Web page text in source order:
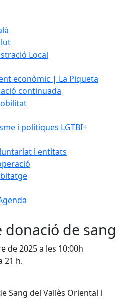
Local
econòmic | La Piqueta
continuada
i polítiques LGTBI+
i entitats
donació de sang
de 2025 a les 10:00h
21 h.
Sang del Vallès Oriental i